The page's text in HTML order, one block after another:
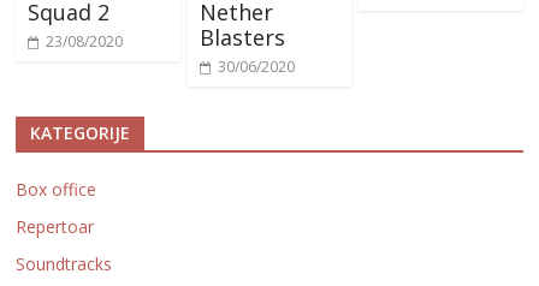
Squad 2
23/08/2020
Nether
Blasters
30/06/2020
KATEGORIJE
Box office
Repertoar
Soundtracks